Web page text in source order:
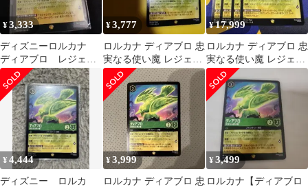
¥3,333
ディズニーロルカナ
ディアブロ レジェン
ダリー 非foil
¥3,777
ロルカナ ディアブロ 忠
実なる使い魔 レジェン
ダリー 新品未使用
¥17,999
ロルカナ ディアブロ 忠
実なる使い魔 レジェン
ダリー
¥4,444
ディズニー ロルカ
¥3,999
ロルカナ ディアブロ 忠
¥3,499
ロルカナ【ディアブロ